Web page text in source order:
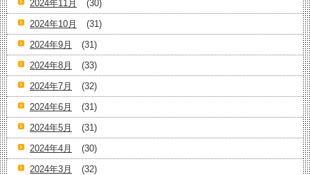
2024年11月
(30)
2024年10月
(31)
2024年9月
(31)
2024年8月
(33)
2024年7月
(32)
2024年6月
(31)
2024年5月
(31)
2024年4月
(30)
2024年3月
(32)